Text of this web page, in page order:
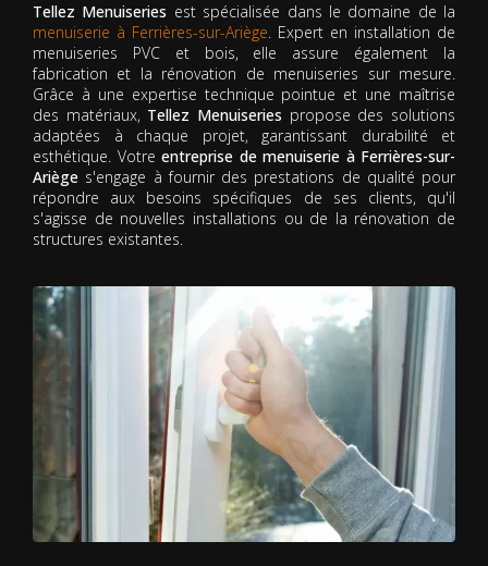
Tellez Menuiseries est spécialisée dans le domaine de la
menuiserie à Ferrières-sur-Ariège. Expert en installation de
menuiseries PVC et bois, elle assure également la
fabrication et la rénovation de menuiseries sur mesure.
Grâce à une expertise technique pointue et une maîtrise
des matériaux, Tellez Menuiseries propose des solutions
adaptées à chaque projet, garantissant durabilité et
esthétique. Votre entreprise de menuiserie à Ferrières-sur-
Ariège s'engage à fournir des prestations de qualité pour
répondre aux besoins spécifiques de ses clients, qu'il
s'agisse de nouvelles installations ou de la rénovation de
structures existantes.